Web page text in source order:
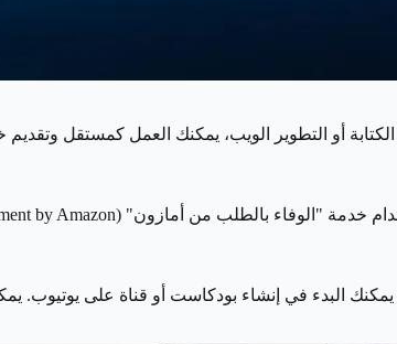
أو التطوير الويب، يمكنك العمل كمستقل
البدء في إنشاء بودكاست أو قناة على يوتيوب.